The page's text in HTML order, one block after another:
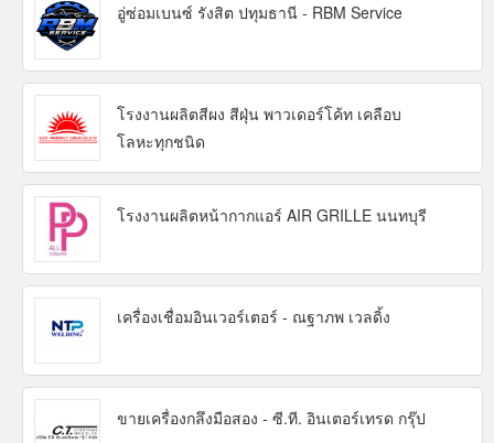
อู่ซ่อมเบนซ์ รังสิต ปทุมธานี - RBM Service
โรงงานผลิตสีผง สีฝุ่น พาวเดอร์โค้ท เคลือบ
โลหะทุกชนิด
โรงงานผลิตหน้ากากแอร์ AIR GRILLE นนทบุรี
เครื่องเชื่อมอินเวอร์เตอร์ - ณฐาภพ เวลดิ้ง
ขายเครื่องกลึงมือสอง - ซี.ที. อินเตอร์เทรด กรุ๊ป